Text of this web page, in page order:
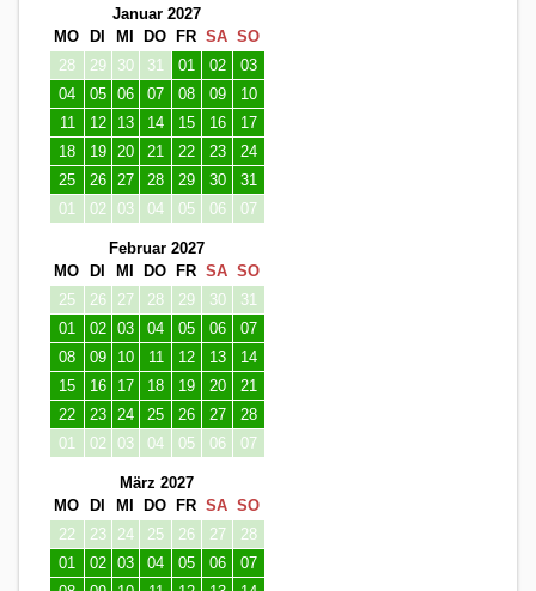
Januar 2027
MO
DI MI DO FR SA SO
28
29 30 31 01 02
03
04
05 06 07 08 09
10
11
12 13 14 15 16
17
18
19 20 21 22 23
24
25
26 27 28 29 30
31
01
02 03 04 05 06 07
Februar 2027
MO
DI MI DO FR SA SO
25
26 27 28 29 30
31
01
02 03 04 05 06
07
08
09 10 11 12 13
14
15
16 17 18 19 20
21
22
23 24 25 26 27
28
01
02 03 04 05 06 07
März 2027
MO
DI MI DO FR SA SO
22
23 24 25 26 27
28
01
02 03 04 05 06
07